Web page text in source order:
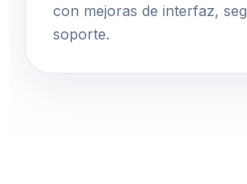
con mejoras de interfaz,
soporte.